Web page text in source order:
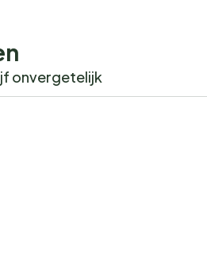
onvergetelijk